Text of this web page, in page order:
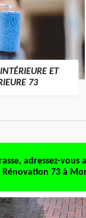
ET
73
adressez-vous
Rénovation 73 à